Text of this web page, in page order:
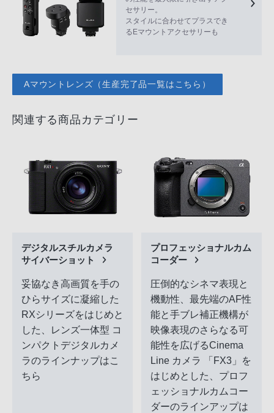
セサリー。
スタイルに合わせてプラスでき
るEマウントアクセサリーも
Aマウントレンズ（生産完了品一覧はこちら）
関連する商品カテゴリー
デジタルスチルカメラ
サイバーショット
妥協なき高画質を手の
ひらサイズに凝縮した
RXシリーズをはじめと
した、レンズ一体型 コ
ンパクトデジタルカメ
ラのラインナップはこ
ちら
プロフェッショナルカム
コーダー
圧倒的なシネマ表現と
機動性、最先端のAF性
能と手ブレ補正機構が
映像表現のさらなる可
能性を広げるCinema
Line カメラ 「FX3」を
はじめとした、プロフ
ェッショナルカムコー
ダーのラインアップは